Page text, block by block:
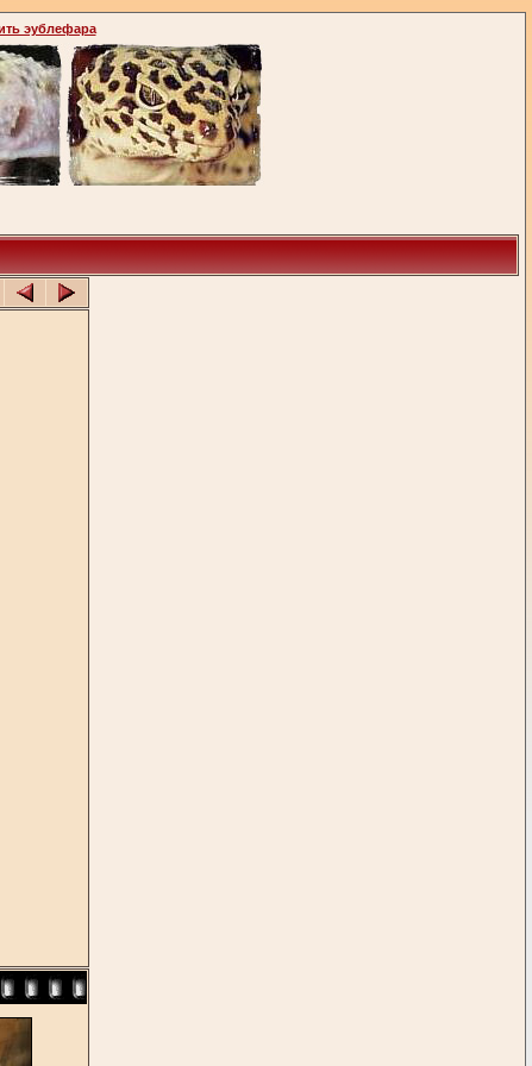
эублефара